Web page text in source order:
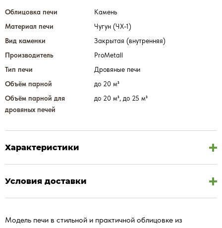
Облицовка печи
Камень
Материал печи
Чугун (ЧХ-1)
Вид каменки
Закрытая (внутренняя)
Производитель
ProMetall
Тип печи
Дровяные печи
Объём парной
до 20 м³
Объём парной для
дровяных печей
до 20 м³, до 25 м³
Характеристики
Условия доставки
Модель печи в стильной и практичной облицовке из